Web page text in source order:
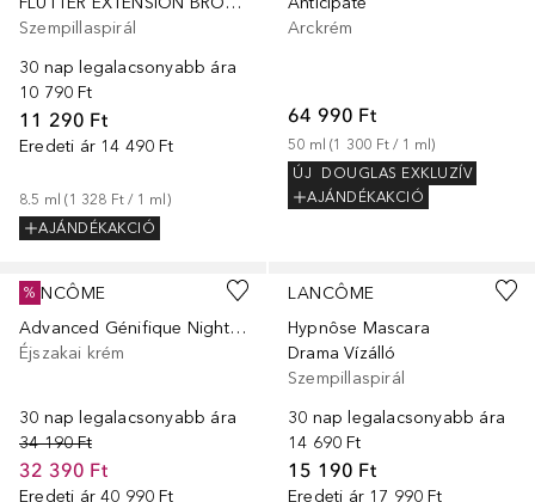
Szempillaspirál
30 nap legalacsonyabb ára
10 790 Ft
11 290 Ft
Eredeti ár 14 490 Ft
8.5 ml (1 328 Ft / 1 ml )
AJÁNDÉKAKCIÓ
Arckrém
64 990 Ft
50 ml (1 300 Ft / 1 ml)
ÚJ
DOUGLAS EXKLUZÍV
AJÁNDÉKAKCIÓ
LANCÔME
Advanced Génifique Night Cream
Éjszakai krém
30 nap legalacsonyabb ára
34 190 Ft
32 390 Ft
Eredeti ár 40 990 Ft
%
LANCÔME
Hypnôse Mascara
Drama Vízálló
Szempillaspirál
30 nap legalacsonyabb ára
14 690 Ft
15 190 Ft
Eredeti ár 17 990 Ft